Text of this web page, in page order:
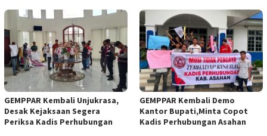
GEMPPAR Kembali Unjukrasa,
Desak Kejaksaan Segera
Periksa Kadis Perhubungan
GEMPPAR Kembali Demo
Kantor Bupati,Minta Copot
Kadis Perhubungan Asahan